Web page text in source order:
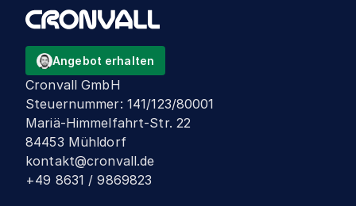
Angebot erhalten
Cronvall GmbH
Steuernummer: 141/123/80001
Mariä-Himmelfahrt-Str. 22
84453 Mühldorf
kontakt@cronvall.de
+49 8631 / 9869823